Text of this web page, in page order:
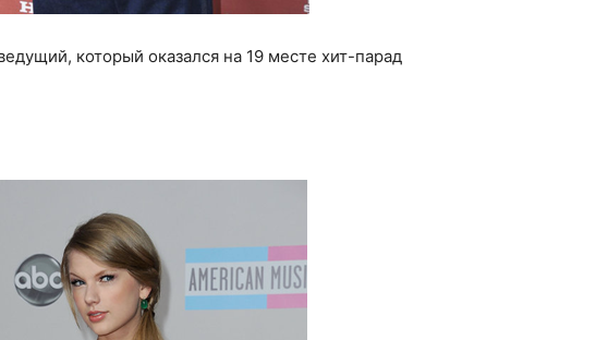
который оказался на 19 месте хит-парад